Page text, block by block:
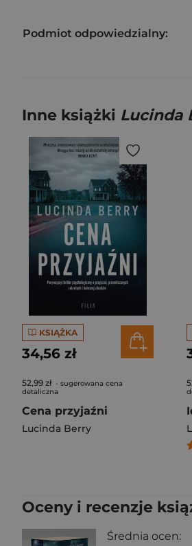
Podmiot odpowiedzialny:
Inne książki Lucinda
KSIĄŻKA
34,56 zł
52,99 zł - sugerowana cena
detaliczna
Cena przyjaźni
Lucinda Berry
Oceny i recenzje
Średnia ocen: